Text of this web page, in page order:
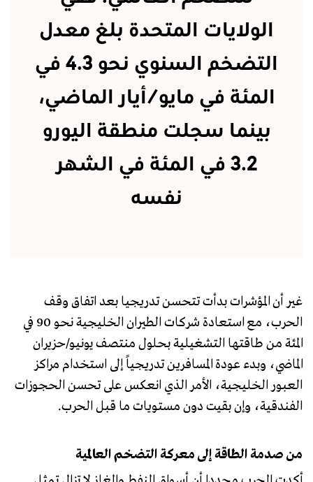
الولايات المتحدة بلغ معدل
التضخم السنوي نحو 4.3 في
المئة في مايو/أيار الماضي،
بينما سجلت منطقة اليورو
3.2 في المئة في الشهر
نفسه
غير أن المؤشرات بدأت تتحسن تدريجيا بعد اتفاق وقف
الحرب، مع استعادة شركات الطيران الخليجية نحو 90 في
المئة من طاقتها التشغيلية بحلول منتصف يونيو/حزيران
الماضي، وبدء عودة المسافرين تدريجياً إلى استخدام مراكز
العبور الخليجية، الأمر الذي انعكس على تحسن الحجوزات
الفندقية، وإن بقيت دون مستويات ما قبل الحرب.
من صدمة الطاقة إلى معركة التضخم العالمية